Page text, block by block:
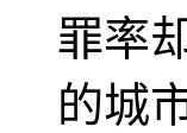
罪率
的城